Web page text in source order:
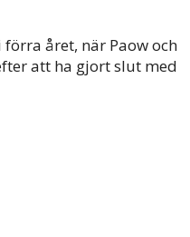
året, när Paow och
att ha gjort slut med